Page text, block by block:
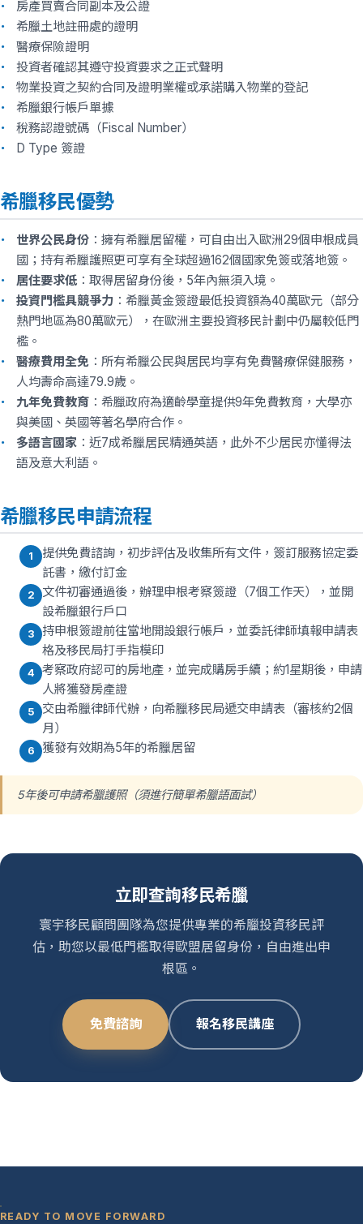
房產買賣合同副本及公證
希臘土地註冊處的證明
醫療保險證明
投資者確認其遵守投資要求之正式聲明
物業投資之契約合同及證明業權或承諾購入物業的登記
希臘銀行帳戶單據
稅務認證號碼（Fiscal Number）
D Type 簽證
希臘移民優勢
世界公民身份 ：擁有希臘居留權，可自由出入歐洲29個申根成員
國；持有希臘護照更可享有全球超過162個國家免簽或落地簽。
居住要求低 ：取得居留身份後，5年內無須入境。
投資門檻具競爭力 ：希臘黃金簽證最低投資額為40萬歐元（部分
熱門地區為80萬歐元），在歐洲主要投資移民計劃中仍屬較低門
檻。
醫療費用全免 ：所有希臘公民與居民均享有免費醫療保健服務，
人均壽命高達79.9歲。
九年免費教育 ：希臘政府為適齡學童提供9年免費教育，大學亦
與美國、英國等著名學府合作。
多語言國家 ：近7成希臘居民精通英語，此外不少居民亦懂得法
語及意大利語。
希臘移民申請流程
1
提供免費諮詢，初步評估及收集所有文件，簽訂服務協定委
託書，繳付訂金
2
文件初審通過後，辦理申根考察簽證（7個工作天），並開
設希臘銀行戶口
3
持申根簽證前往當地開設銀行帳戶，並委託律師填報申請表
格及移民局打手指模印
4
考察政府認可的房地產，並完成購房手續；約1星期後，申請
人將獲發房產證
5
交由希臘律師代辦，向希臘移民局遞交申請表（審核約2個
月）
6 獲發有效期為5年的希臘居留
5年後可申請希臘護照（須進行簡單希臘語面試）
立即查詢移民希臘
寰宇移民顧問團隊為您提供專業的希臘投資移民評
估，助您以最低門檻取得歐盟居留身份，自由進出申
根區。
免費諮詢 報名移民講座
READY TO MOVE FORWARD